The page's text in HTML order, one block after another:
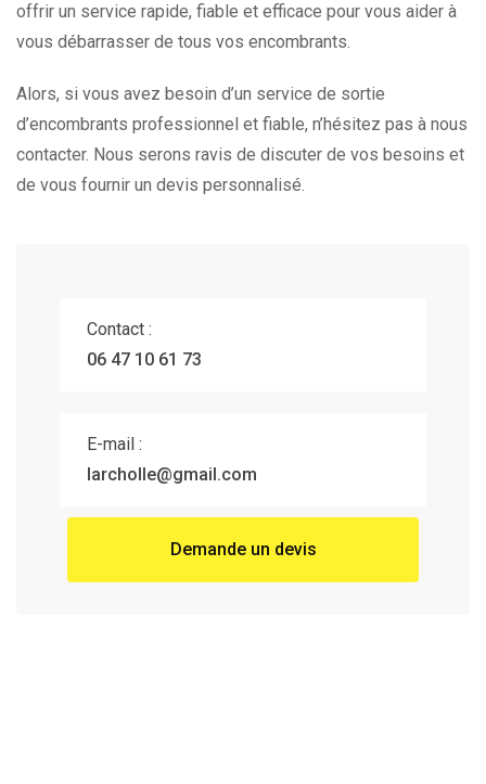
offrir un service rapide, fiable et efficace pour vous aider à
vous débarrasser de tous vos encombrants.
Alors, si vous avez besoin d’un service de sortie
d’encombrants professionnel et fiable, n’hésitez pas à nous
contacter. Nous serons ravis de discuter de vos besoins et
de vous fournir un devis personnalisé.
Contact :
06 47 10 61 73
E-mail :
larcholle@gmail.com
Demande un devis